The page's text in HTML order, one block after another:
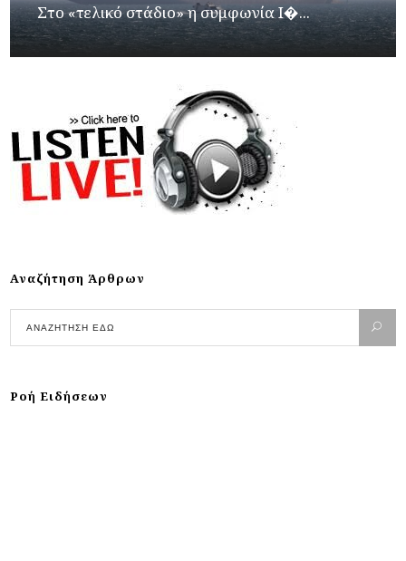
Στο «τελικό στάδιο» η συμφωνία Ι�...
Αναζήτηση Άρθρων
Ροή Ειδήσεων